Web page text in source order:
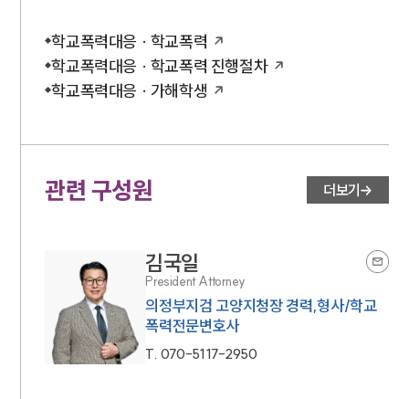
법률서식
뉴스레터/브로슈어
세미나
학교폭력대응 · 학교폭력
학교폭력대응 · 학교폭력 진행절차
학교폭력대응 · 가해학생
관련 구성원 더보기
김국일
President Attorney
의정부지검 고양지청장 경력,형사/학교
폭력전문변호사
T. 070-5117-2950